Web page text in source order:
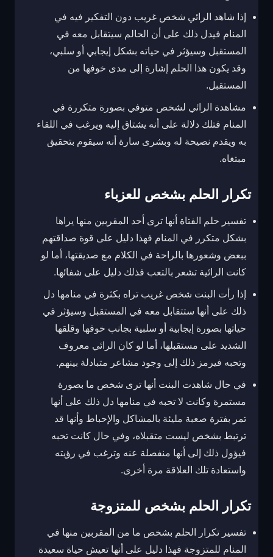
إذا شاهد الرائي شخص غريب دون التفكير فيه في
المنام فيدل ذلك على أن الحالم سيتقابل معه في
المستقبل وسيؤثر في حياته بشكل إيجابي أو سلبي،
وقد يكون هذا الحلم إشارة إلى مدى خوفها من
المستقبل.
مشاهدة الرائي لشخص متوفي بصورة متكررة في
المنام فتلك دلالة على أنه يشتاق إليه ويرغب في اللقاء
به ويقدم نصيحة له وبشرى سارة أنه سيقوم بتحقيق
مبتغاه.
تكرار الحلم بشخص للعزباء
تفسير حلم الفتاة أنها ترى أحد المقربين منها يراها
بشكل متكرر في المنام فهذا دليل على قوة صداقتهم
ببعض وشعورها بالراحة في الكلام مع صديقتها، أما لو
كانت الرائية تشعر بالتعب فذلك دليل على شفائها.
إذا رأت البنت شخص غريب تراه بكثرة في منامها دل
ذلك على أنها ستتقابل معه في المستقبل وسيؤثر في
حياتها بصورة إيجابية أو سلبية بجانب خوفها وقلقها
الشديد على مستقبلها، أما لو كان الرائي معروف
وتحبه فيرمز ذلك إلى وجود مشاعر متبادلة بينهم.
في حال شاهدت البنت أنها ترى شخص ما بصورة
مستمرة وكانت لا تحبه في منامها دل ذلك على أنها
تمر بفترة صعبة مليئة بالمشاكل والإحباط وأنها قد
ترتبط بشخص ليست متقبلاه، وفي حال كانت تحبه
فيؤول ذلك إلى أنها منفصلة عنه وترغب في رؤيته
واستعادة تلك العلاقة مرة أخرى.
تكرار الحلم بشخص للمتزوجة
تفسير تكرار الحلم بشخص ما من المقربين منها في
المنام للمتزوجة فهذا دليل على أنها تعيش حياة سعيدة